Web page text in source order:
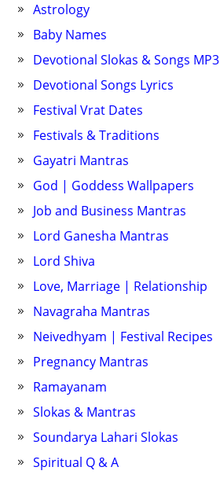
Astrology
Baby Names
Devotional Slokas & Songs MP3
Devotional Songs Lyrics
Festival Vrat Dates
Festivals & Traditions
Gayatri Mantras
God | Goddess Wallpapers
Job and Business Mantras
Lord Ganesha Mantras
Lord Shiva
Love, Marriage | Relationship
Navagraha Mantras
Neivedhyam | Festival Recipes
Pregnancy Mantras
Ramayanam
Slokas & Mantras
Soundarya Lahari Slokas
Spiritual Q & A